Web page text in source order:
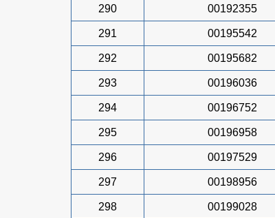
290 00192355
291 00195542
292 00195682
293 00196036
294 00196752
295 00196958
296 00197529
297 00198956
298 00199028